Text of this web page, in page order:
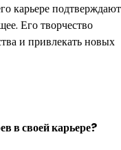
карьере подтверждают
Его творчество
и привлекать новых
в своей карьере?